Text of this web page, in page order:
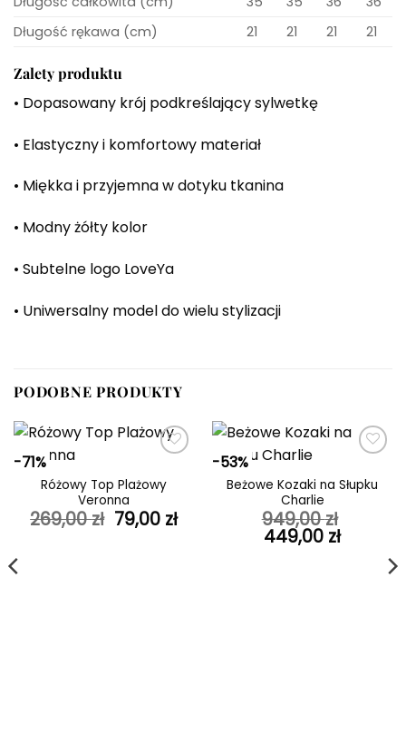
Długość rękawa (cm)
21 21 21 21
Zalety produktu
• Dopasowany krój podkreślający sylwetkę
• Elastyczny i komfortowy materiał
• Miękka i przyjemna w dotyku tkanina
• Modny żółty kolor
• Subtelne logo LoveYa
• Uniwersalny model do wielu stylizacji
PODOBNE PRODUKTY
-71%
ulubionych
Różowy Top Plażowy
Veronna
269,00zł Pierwotna
cena
79,00 złAktualna
-53%
ulubionych
Beżowe Kozaki na Słupku
Charlie
949,00zł
Pierwotna
cena
449,00 zł
wynosi: